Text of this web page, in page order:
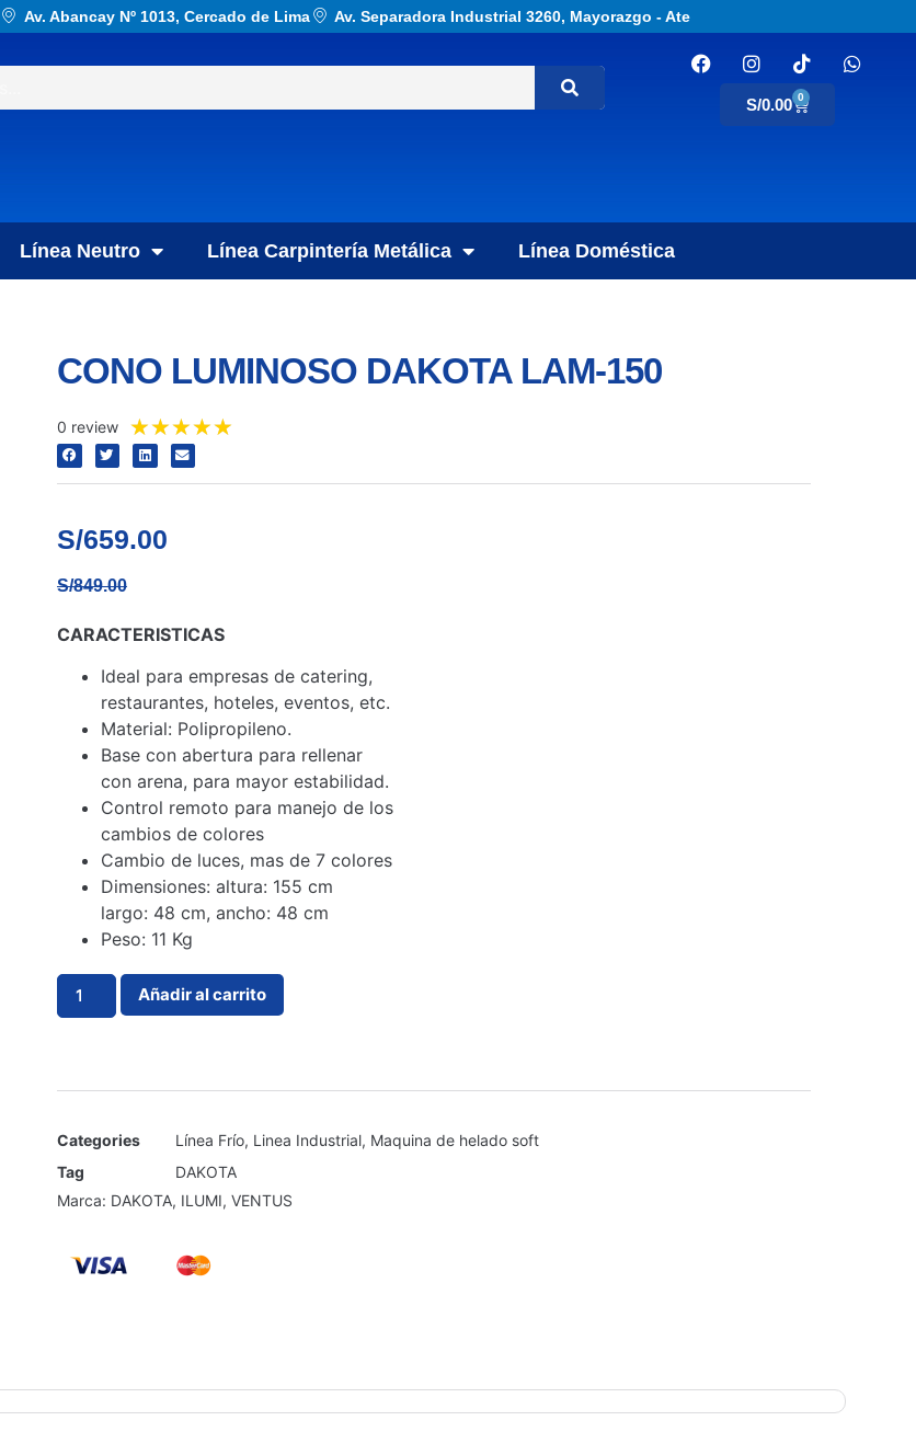
Av. Abancay Nº 1013, Cercado de Lima Av. Separadora Industrial 3260, Mayorazgo - Ate
S/0.00 0
Línea Neutro Línea Carpintería Metálica Línea Doméstica
CONO LUMINOSO DAKOTA LAM-150
0 review ★★★★★
S/659.00
S/849.00
CARACTERISTICAS
Ideal para empresas de catering,
restaurantes, hoteles, eventos, etc.
Material: Polipropileno.
Base con abertura para rellenar
con arena, para mayor estabilidad.
Control remoto para manejo de los
cambios de colores
Cambio de luces, mas de 7 colores
Dimensiones: altura: 155 cm
largo: 48 cm, ancho: 48 cm
Peso: 11 Kg
Añadir al carrito
Categories Línea Frío, Linea Industrial, Maquina de helado soft
Tag
DAKOTA
Marca: DAKOTA, ILUMI, VENTUS